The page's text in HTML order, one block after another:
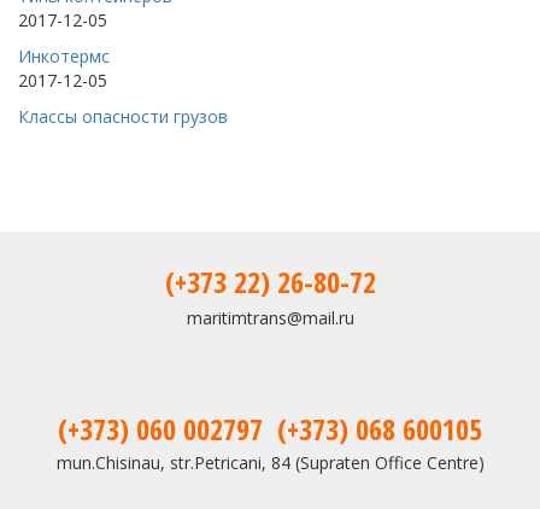
2017-12-05
Инкотермс
2017-12-05
Классы опасности грузов
(+373 22) 26-80-72
maritimtrans@mail.ru
(+373) 060 002797 (+373) 068 600105
mun.Chisinau, str.Petricani, 84 (Supraten Office Centre)